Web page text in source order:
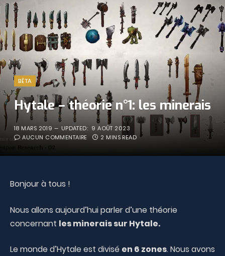
BÊTA
Hytale – théorie n°1: les minerais
18 MARS 2019 UPDATED: 9 AOÛT 2023
AUCUN COMMENTAIRE
2 MINS READ
Bonjour à tous !
Nous allons aujourd’hui parler d’une théorie
concernant les minerais sur Hytale.
Le monde d’Hytale est divisé en 6 zones. Nous avons